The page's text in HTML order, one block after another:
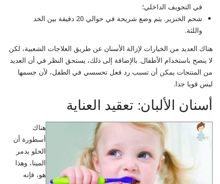
في التجويف الداخلي؛
شحم الخنزير. يتم وضع شريحة في حوالي 20 دقيقة بين الخد
واللثة.
هناك العديد من الخيارات لإزالة الأسنان عن طريق العلاجات الشعبية، لكن
لا ينصح باستخدام الأطفال. بالإضافة إلى ذلك، يستحق النظر في أن العديد
من المنتجات يمكن أن تسبب رد فعل تحسسي في الطفل، لأن جسمها
ليس قويا جدا.
أسنان الألبان: تعقيد العناية
هناك
أسطورة أن
الحلو يدمر
المينا، وهذا
هو، فإنه